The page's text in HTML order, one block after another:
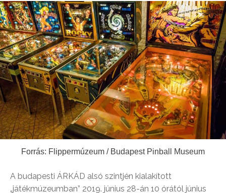
Forrás: Flippermúzeum / Budapest Pinball Museum
A budapesti ÁRKÁD alsó szintjén kialakított
„játékmúzeumban” 2019. június 28-án 10 órától június